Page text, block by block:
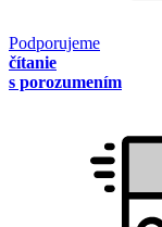
Podporujeme
čítanie
s porozumením